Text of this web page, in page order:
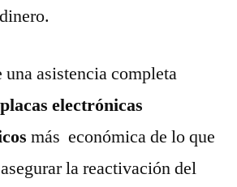
asistencia completa
electrónicas
más económica de lo que
la reactivación del